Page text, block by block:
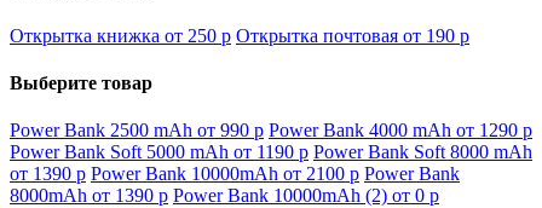
Открытка книжка от 250 p Открытка почтовая от 190 p
Выберите товар
Power Bank 2500 mAh от 990 p Power Bank 4000 mAh от 1290 p
Power Bank Soft 5000 mAh от 1190 p Power Bank Soft 8000 mAh
от 1390 p Power Bank 10000mAh от 2100 p Power Bank
8000mAh от 1390 p Power Bank 10000mAh (2) от 0 p